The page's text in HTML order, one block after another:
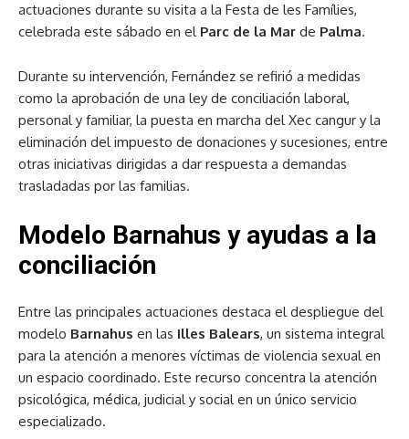
actuaciones durante su visita a la Festa de les Famílies,
celebrada este sábado en el Parc de la Mar de Palma.
Durante su intervención, Fernández se refirió a medidas
como la aprobación de una ley de conciliación laboral,
personal y familiar, la puesta en marcha del Xec cangur y la
eliminación del impuesto de donaciones y sucesiones, entre
otras iniciativas dirigidas a dar respuesta a demandas
trasladadas por las familias.
Modelo Barnahus y ayudas a la
conciliación
Entre las principales actuaciones destaca el despliegue del
modelo Barnahus en las Illes Balears, un sistema integral
para la atención a menores víctimas de violencia sexual en
un espacio coordinado. Este recurso concentra la atención
psicológica, médica, judicial y social en un único servicio
especializado.